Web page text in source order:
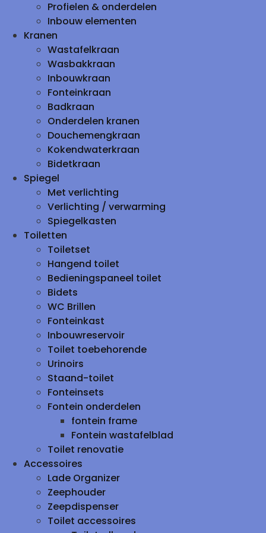
Profielen & onderdelen
Inbouw elementen
Kranen
Wastafelkraan
Wasbakkraan
Inbouwkraan
Fonteinkraan
Badkraan
Onderdelen kranen
Douchemengkraan
Kokendwaterkraan
Bidetkraan
Spiegel
Met verlichting
Verlichting / verwarming
Spiegelkasten
Toiletten
Toiletset
Hangend toilet
Bedieningspaneel toilet
Bidets
WC Brillen
Fonteinkast
Inbouwreservoir
Toilet toebehorende
Urinoirs
Staand-toilet
Fonteinsets
Fontein onderdelen
fontein frame
Fontein wastafelblad
Toilet renovatie
Accessoires
Lade Organizer
Zeephouder
Zeepdispenser
Toilet accessoires